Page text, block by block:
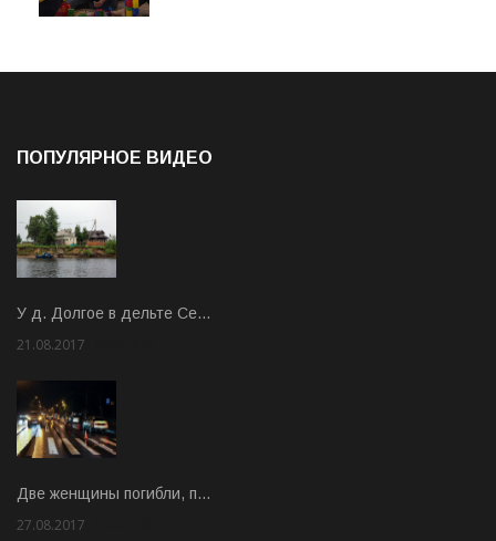
ПОПУЛЯРНОЕ ВИДЕО
У д. Долгое в дельте Се…
21.08.2017
Две женщины погибли, п…
27.08.2017